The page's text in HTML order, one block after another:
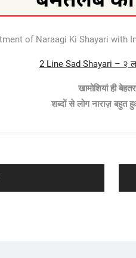
of Naraagi Ki Shayari
2 Line Sad Shayari – २
खामोशियां ही
शब्दों से लोग नाराज़ बहुत